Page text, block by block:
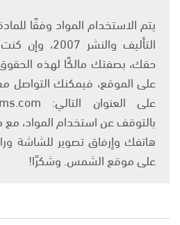
التأليف
حقك، بصفتك مالكًا لهذه
على الموقع، فيمكنك التواصل
بالتوقف عن استخدام المواد،
هاتفك وإرفاق تصوير للشاشة
على موقع الشمس. وشكرًا!